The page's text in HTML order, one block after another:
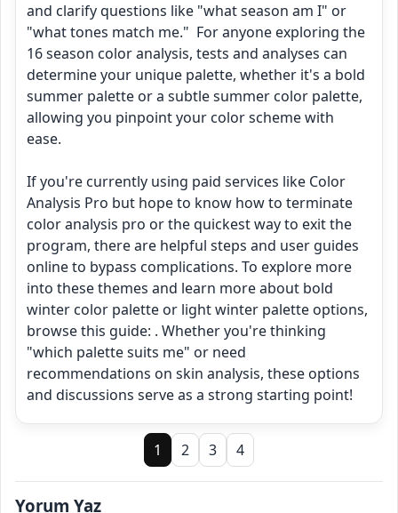
and clarify questions like "what season am I" or
"what tones match me."  For anyone exploring the
16 season color analysis, tests and analyses can
determine your unique palette, whether it's a bold
summer palette or a subtle summer color palette,
allowing you pinpoint your color scheme with
ease.
If you're currently using paid services like Color
Analysis Pro but hope to know how to terminate
color analysis pro or the quickest way to exit the
program, there are helpful steps and user guides
online to bypass complications. To explore more
into these themes and learn more about bold
winter color palette or light winter palette options,
browse this guide: . Whether you're thinking
"which palette suits me" or need
recommendations on skin analysis, these options
and discussions serve as a strong starting point!
1 2 3 4
Yorum Yaz